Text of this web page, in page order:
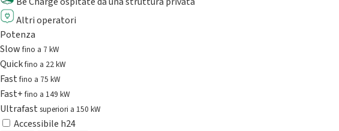
Altri operatori
Potenza
Slowfino a 7 kW
Quickfino a 22 kW
Fastfino a 75 kW
Fast+fino a 149 kW
Ultrafast superiori a 150 kW
Accessibile h24